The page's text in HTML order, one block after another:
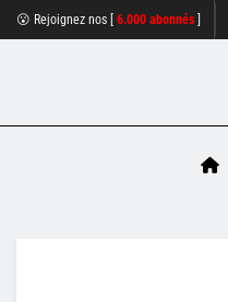
😮 Rejoignez nos [ 6.000 abonnés